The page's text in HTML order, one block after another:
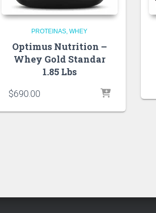
PROTEINAS WHEY
Optimus Nutrition –
Whey Gold Standar
1.85 Lbs
$690.00